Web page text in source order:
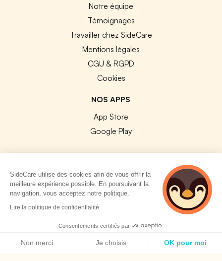
Notre équipe
Témoignages
Travailler chez SideCare
Mentions légales
CGU & RGPD
Cookies
NOS APPS
App Store
Google Play
© 2026 SideCare. Tous droits réservés.
SideCare utilise des cookies afin de vous offrir la
meilleure expérience possible. En poursuivant la
navigation, vous acceptez notre politique.
Lire la politique de confidentialité
Consentements certifiés par
Non merci Je choisis OK pour moi
2 personnes
consultent
actuellement cette